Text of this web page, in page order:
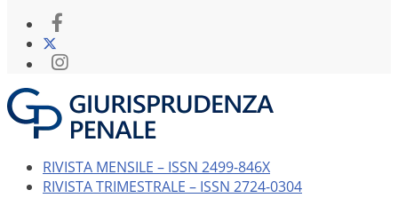
RIVISTA MENSILE – ISSN 2499-846X
RIVISTA TRIMESTRALE – ISSN 2724-0304